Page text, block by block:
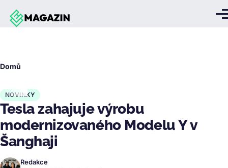
Přejít k hlavnímu obsahu
Domů
NOVINKY
Tesla zahajuje výrobu
modernizovaného Modelu Y v
Šanghaji
Redakce